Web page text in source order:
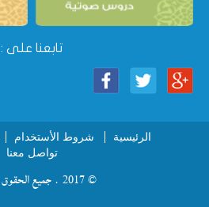
تابعنا على :
الرئيسية شروط الأستخدام
تواصل معنا
© 2017 . جميع الحقوق محفوظة